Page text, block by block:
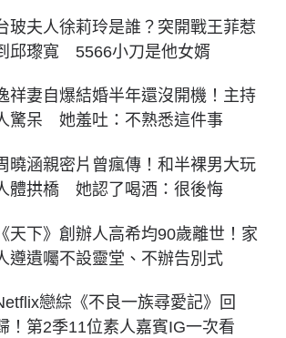
玻夫人徐莉玲是誰？突開戰王菲惹
邱瓈寬 5566小刀是他女婿
祥妻自爆結婚半年還沒開機！主持
驚呆 她羞吐：不熟悉這件事
曉涵親密片曾瘋傳！和半裸男大玩
體拱橋 她認了喝酒：很後悔
《天下》創辦人高希均90歲離世！家
遵遺囑不設靈堂、不辦告別式
戀綜《不良一族尋愛記》回
！第2季11位素人嘉賓IG一次看